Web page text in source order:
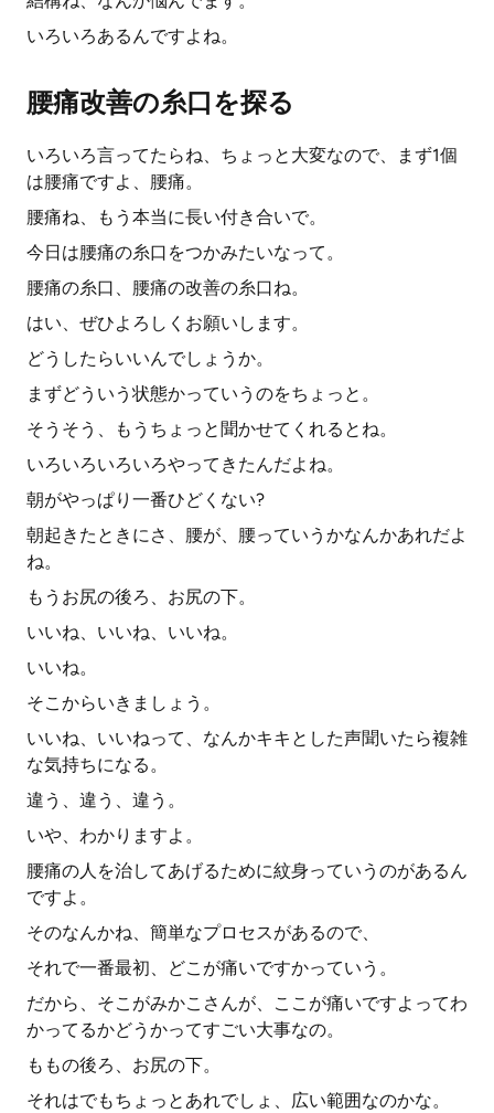
いろいろあるんですよね。
腰痛改善の糸口を探る
いろいろ言ってたらね、ちょっと大変なので、まず1個
は腰痛ですよ、腰痛。
腰痛ね、もう本当に長い付き合いで。
今日は腰痛の糸口をつかみたいなって。
腰痛の糸口、腰痛の改善の糸口ね。
はい、ぜひよろしくお願いします。
どうしたらいいんでしょうか。
まずどういう状態かっていうのをちょっと。
そうそう、もうちょっと聞かせてくれるとね。
いろいろいろいろやってきたんだよね。
朝がやっぱり一番ひどくない?
朝起きたときにさ、腰が、腰っていうかなんかあれだよ
ね。
もうお尻の後ろ、お尻の下。
いいね、いいね、いいね。
いいね。
そこからいきましょう。
いいね、いいねって、なんかキキとした声聞いたら複雑
な気持ちになる。
違う、違う、違う。
いや、わかりますよ。
腰痛の人を治してあげるために紋身っていうのがあるん
ですよ。
そのなんかね、簡単なプロセスがあるので、
それで一番最初、どこが痛いですかっていう。
だから、そこがみかこさんが、ここが痛いですよってわ
かってるかどうかってすごい大事なの。
ももの後ろ、お尻の下。
それはでもちょっとあれでしょ、広い範囲なのかな。